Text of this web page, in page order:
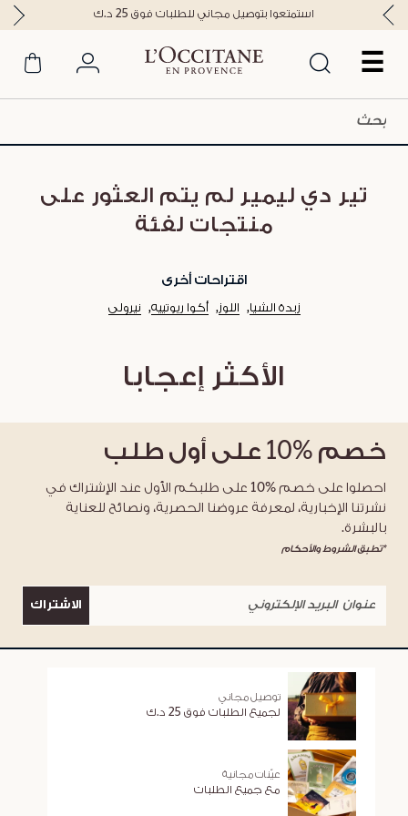
☰
استمتعوا بتوصيل مجاني للطلبات فوق 25 د.ك
تير دي ليمير لم يتم العثور على
منتجات لفئة
اقتراحات أخرى
زبدة الشيا اللوز أكوا ريوتييه نيرولي
الأكثر إعجابا
خصم %10 على أول طلب
احصلوا على خصم %10 على طلبكم الأول عند الإشتراك في
نشرتنا الإخبارية، لمعرفة عروضنا الحصرية، ونصائح للعناية
بالبشرة.
*تطبق الشروط والأحكام
الاشتراك
توصيل مجاني
لجميع الطلبات فوق 25 د.ك
عيّنات مجانية
مع جميع الطلبات